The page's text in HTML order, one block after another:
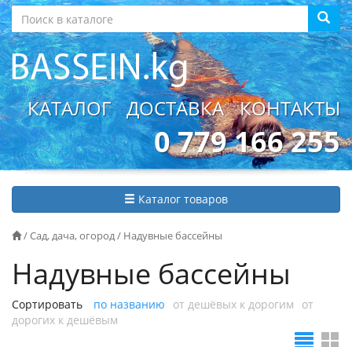
КАТАЛОГ ДОСТАВКА КОНТАКТЫ
0 779 166 255
Каталог товаров
/Сад, дача, огород/ Надувные бассейны
Надувные бассейны
Сортировать по названию от дешёвых к дорогим
от
дорогих к дешёвым